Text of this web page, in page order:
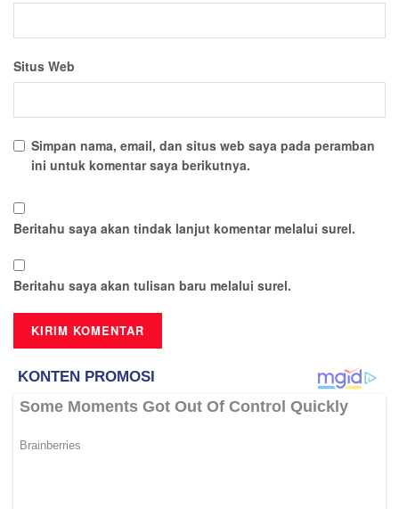
Situs Web
Simpan nama, email, dan situs web saya pada peramban
ini untuk komentar saya berikutnya.
Beritahu saya akan tindak lanjut komentar melalui surel.
Beritahu saya akan tulisan baru melalui surel.